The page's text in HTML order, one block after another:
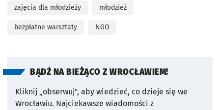
zajęcia dla młodzieży młodzież
bezpłatne warsztaty NGO
BĄDŹ NA BIEŻĄCO Z WROCŁAWIEM!
Kliknij „obserwuj”, aby wiedzieć, co dzieje się we
Wrocławiu. Najciekawsze wiadomości z